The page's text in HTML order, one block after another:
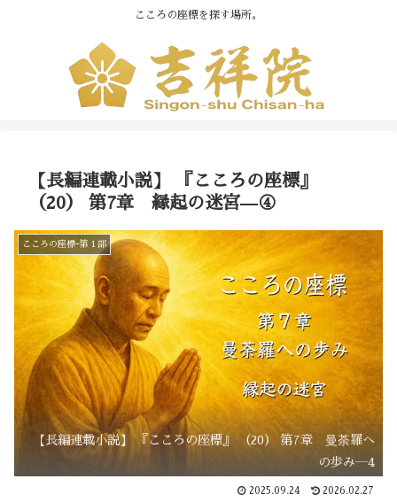
こころの座標を探す場所。
【長編連載小説】 『こころの座標』
（20） 第7章 縁起の迷宮—④
こころの座標ｰ第１部
【長編連載小説】 『こころの座標』 （20） 第7章 曼荼羅へ
の歩み―4
2025.09.24 2026.02.27